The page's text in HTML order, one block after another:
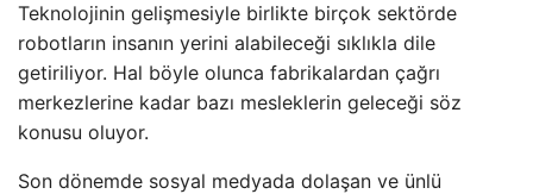
Teknolojinin gelişmesiyle birlikte birçok sektörde
robotların insanın yerini alabileceği sıklıkla dile
getiriliyor. Hal böyle olunca fabrikalardan çağrı
merkezlerine kadar bazı mesleklerin geleceği söz
konusu oluyor.
Son dönemde sosyal medyada dolaşan ve ünlü